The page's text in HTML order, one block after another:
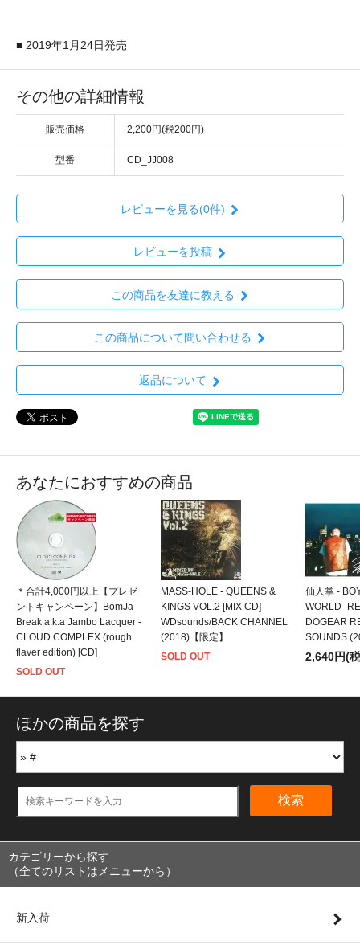
■ 2019年1月24日発売
その他の詳細情報
販売価格 2,200円(税200円)
型番 CD_JJ008
レビューを見る(0件)
レビューを投稿
この商品を友達に教える
この商品について問い合わせる
返品について
あなたにおすすめの商品
＊合計4,000円以上【プレゼ
ントキャンペーン】BomJa
Break a.k.a Jambo Lacquer -
CLOUD COMPLEX (rough
flaver edition) [CD]
SOLD OUT
MASS-HOLE - QUEENS &
KINGS VOL.2 [MIX CD]
WDsounds/BACK CHANNEL
(2018)【限定】
SOLD OUT
仙人掌 -
WORLD -
DOGEAR
SOUNDS
2,640円(
ほかの商品を探す
検索
カテゴリーから探す
（全てのリストはメニューから）
新入荷